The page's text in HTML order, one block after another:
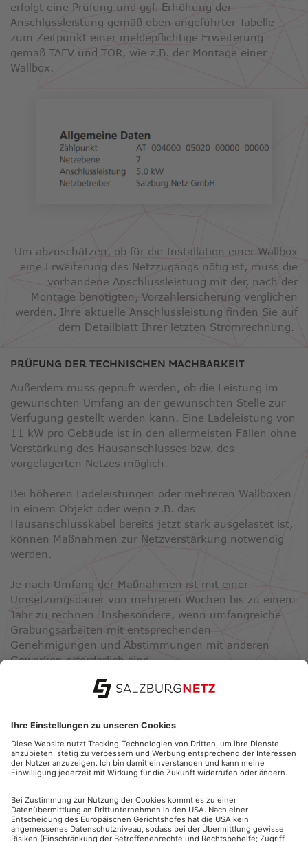
erfolgt eine Prüfung und ggf. Erhöhung der
Anschlussleistung gemäß oben angeführter Tabelle
zum Zeitpunkt einer meldepflichtige Erweiterung
gemäß TAEV und TOR, wie z.B. der Montage einer
Wallbox.
Um abzuschätzen, ob für die Installation einer Wallbox
eine Erweiterung des Netzzugangs nötig ist, muss die
vorhandene Anschlussleistung mit der, nach der
Montage benötigten, Vorzählersicherung verglichen
werden. Ihre aktuelle Anschlussleistung finden Sie auf
dem Detailblatt Ihrer letzten Stromrechnung.
PRÜFUNG DER TECHNISCHEN MACHBARKEIT
Außerdem muss geprüft werden, ob die Leistung im
gewünschten Umfang an der gewünschten Stelle zur
Verfügung gestellt werden kann. Eine Ladeleistung von
11 kW pro Gebäude ist in den allermeisten Fällen ohne
Verstärkung des Hausanschlusses bzw. des
vorgelagerten Netzes möglich.
Bei höheren Ladeleistungen oder mehreren Wallboxen
in einem Objekt oder wenn z.B. das
Hausanschlusskabel bereits jetzt stark ausgelastet ist,
können Maßnahmen zur Netzverstärkung notwendig
werden.
Je nach Umfang der Maßnahmen ist mit einer
Umsetzungsdauer von mehreren Wochen bis zu einem
Jahr zu rechnen. Insbesondere, wenn umfangreiche
Grabungsarbeiten mit entsprechenden
Genehmigungen und Abstimmungen mit anderen
Gewerken erforderlich sind.
SERVICE
STROMNETZ